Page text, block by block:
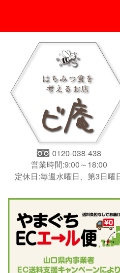
0120-038-438
営業時間:9:00～18:00
定休日:毎週水曜日、第3日曜